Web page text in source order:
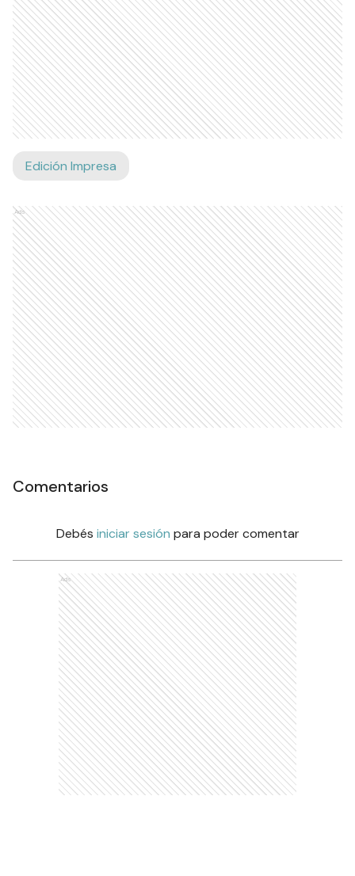
Edición Impresa
Ads
Comentarios
Debés iniciar sesión para poder comentar
Ads